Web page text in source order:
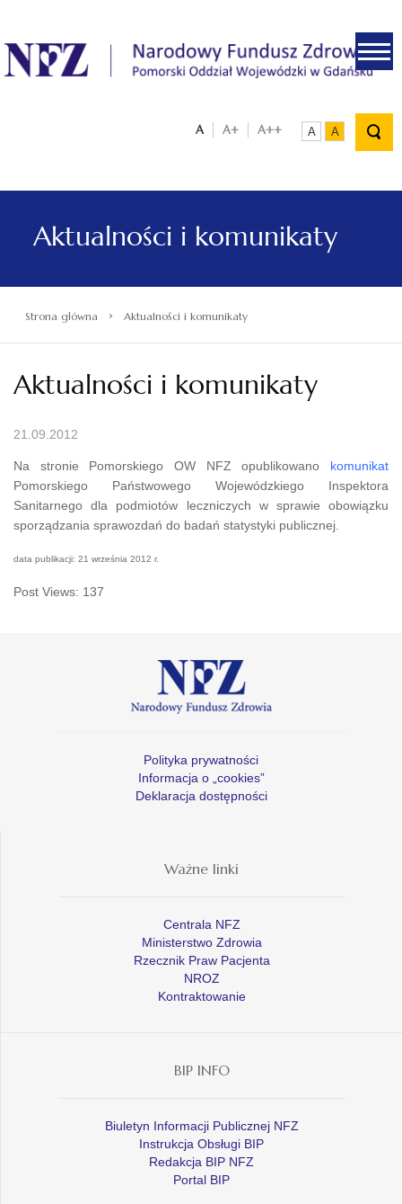
.
A A+ A++ A A
Aktualności i komunikaty
Strona główna › Aktualności i komunikaty
Aktualności i komunikaty
21.09.2012
Na stronie Pomorskiego OW NFZ opublikowano komunikat
Pomorskiego Państwowego Wojewódzkiego Inspektora
Sanitarnego dla podmiotów leczniczych w sprawie obowiązku
sporządzania sprawozdań do badań statystyki publicznej.
data publikacji: 21 września 2012 r.
Post Views: 137
Polityka prywatności
Informacja o „cookies”
Deklaracja dostępności
Ważne linki
Centrala NFZ
Ministerstwo Zdrowia
Rzecznik Praw Pacjenta
NROZ
Kontraktowanie
BIP INFO
Biuletyn Informacji Publicznej NFZ
Instrukcja Obsługi BIP
Redakcja BIP NFZ
Portal BIP